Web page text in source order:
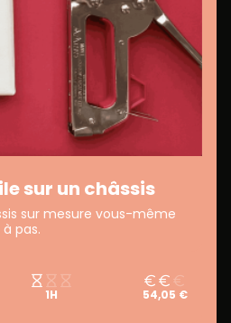
sur un châssis
sur mesure vous-même
pas.
1H 54,05 €